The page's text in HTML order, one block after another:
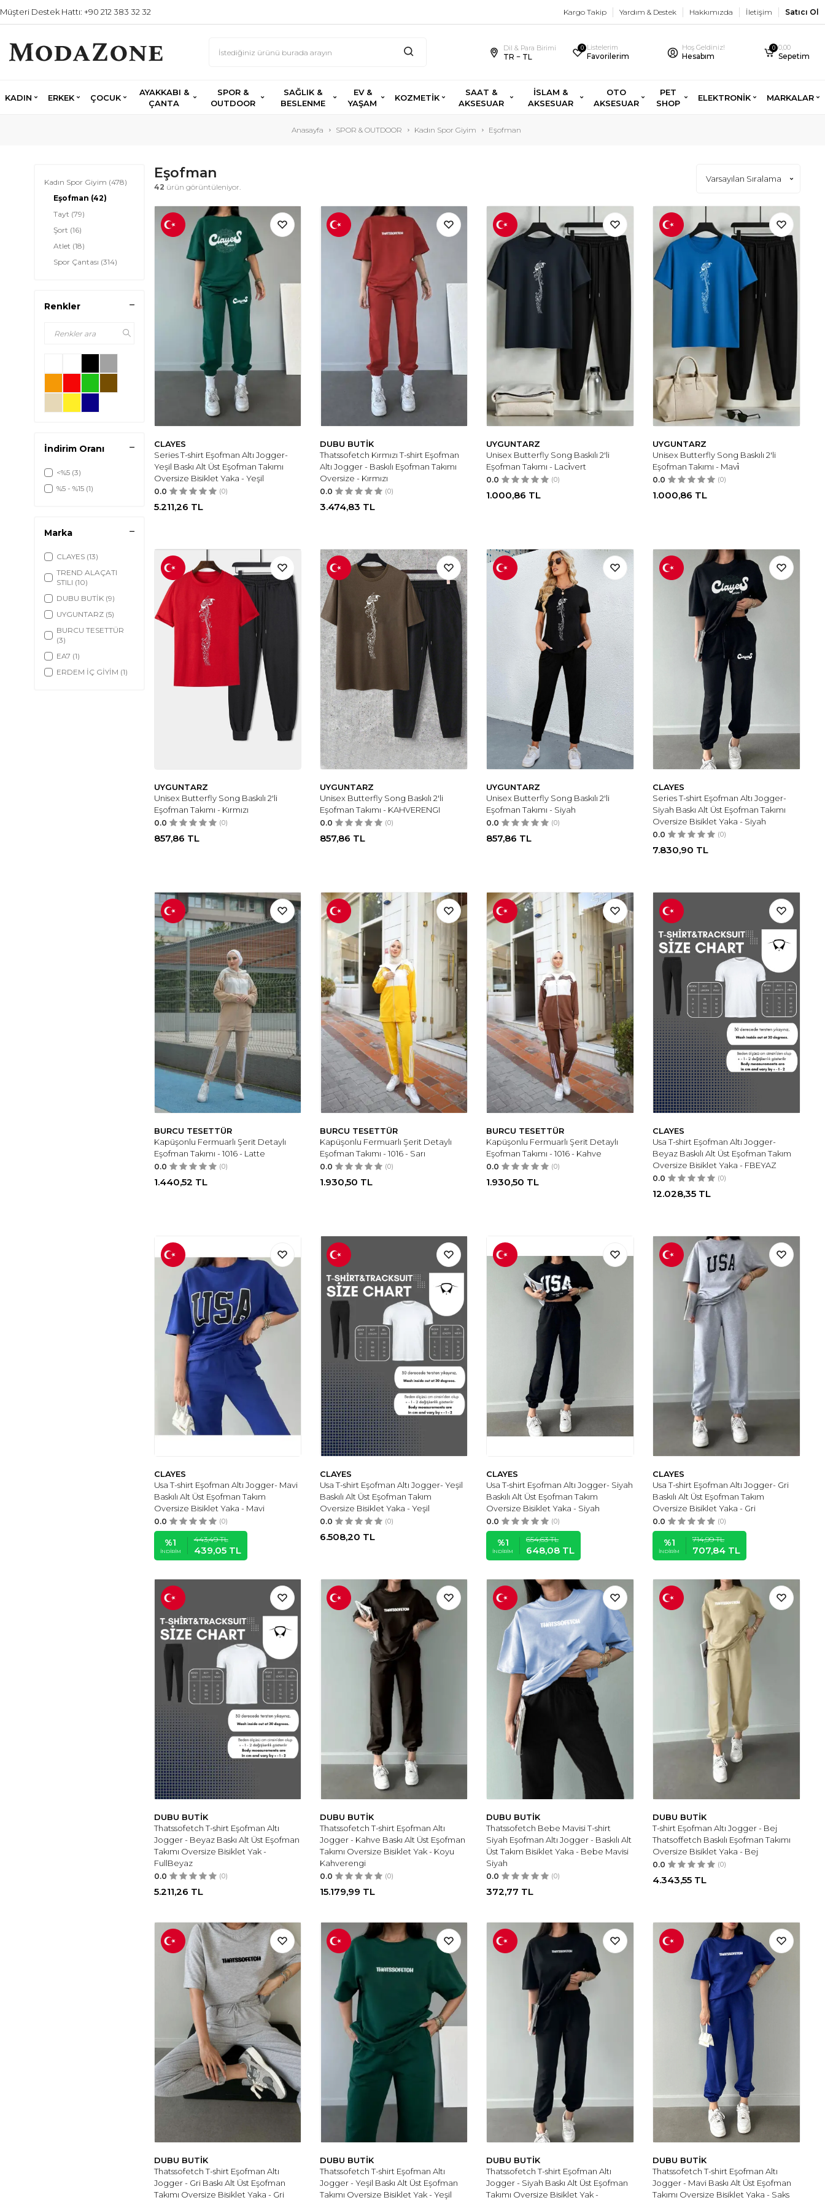
Müşteri Destek Hattı: +90 212 383 32 32 Kargo Takip Yardım & Destek Hakkımızda İletişim Satıcı Ol
Dil & Para Birimi
TR − TL
0 Listelerim
Favorilerim
Hoş Geldiniz!
Hesabım
0 0,00
Sepetim
KADIN ERKEK ÇOCUK
AYAKKABI &
ÇANTA
SPOR &
OUTDOOR
SAĞLIK &
BESLENME
EV &
YAŞAM
KOZMETİK
SAAT &
AKSESUAR
İSLAM &
AKSESUAR
OTO
AKSESUAR
PET
SHOP
ELEKTRONİK MARKALAR
Anasayfa SPOR & OUTDOOR Kadın Spor Giyim Eşofman
Kadın Spor Giyim (478)
Eşofman (42)
Tayt (79)
Şort (16)
Atlet (18)
Spor Çantası (314)
Renkler
İndirim Oranı
<%5 (3)
%5 - %15 (1)
Marka
CLAYES (13)
TREND ALAÇATI
STILI (10)
DUBU BUTİK (9)
UYGUNTARZ (5)
BURCU TESETTÜR
(3)
EA7 (1)
ERDEM İÇ GİYİM (1)
Eşofman
42 ürün görüntüleniyor.
CLAYES
Series T-shirt Eşofman Altı Jogger-
Yeşil Baskı Alt Üst Eşofman Takımı
Oversize Bisiklet Yaka - Yeşil
0.0 (0)
5.211,26 TL
DUBU BUTİK
Thatssofetch Kırmızı T-shirt Eşofman
Altı Jogger - Baskılı Eşofman Takımı
Oversize - Kırmızı
0.0 (0)
3.474,83 TL
UYGUNTARZ
Unisex Butterfly Song Baskılı 2'li
Eşofman Takımı - Laci̇vert
0.0 (0)
1.000,86 TL
UYGUNTARZ
Unisex Butterfly Song Baskılı 2'li
Eşofman Takımı - Mavi̇
0.0 (0)
1.000,86 TL
UYGUNTARZ
Unisex Butterfly Song Baskılı 2'li
Eşofman Takımı - Kırmızı
0.0 (0)
857,86 TL
UYGUNTARZ
Unisex Butterfly Song Baskılı 2'li
Eşofman Takımı - KAHVERENGI
0.0 (0)
857,86 TL
UYGUNTARZ
Unisex Butterfly Song Baskılı 2'li
Eşofman Takımı - Siyah
0.0 (0)
857,86 TL
CLAYES
Series T-shirt Eşofman Altı Jogger-
Siyah Baskı Alt Üst Eşofman Takımı
Oversize Bisiklet Yaka - Siyah
0.0 (0)
7.830,90 TL
BURCU TESETTÜR
Kapüşonlu Fermuarlı Şerit Detaylı
Eşofman Takımı - 1016 - Latte
0.0 (0)
1.440,52 TL
BURCU TESETTÜR
Kapüşonlu Fermuarlı Şerit Detaylı
Eşofman Takımı - 1016 - Sarı
0.0 (0)
1.930,50 TL
BURCU TESETTÜR
Kapüşonlu Fermuarlı Şerit Detaylı
Eşofman Takımı - 1016 - Kahve
0.0 (0)
1.930,50 TL
CLAYES
Usa T-shirt Eşofman Altı Jogger-
Beyaz Baskılı Alt Üst Eşofman Takım
Oversize Bisiklet Yaka - FBEYAZ
0.0 (0)
12.028,35 TL
CLAYES
Usa T-shirt Eşofman Altı Jogger- Mavi
Baskılı Alt Üst Eşofman Takım
Oversize Bisiklet Yaka - Mavi
0.0 (0)
%1
İNDIRIM
443,49TL
439,05TL
CLAYES
Usa T-shirt Eşofman Altı Jogger- Yeşil
Baskılı Alt Üst Eşofman Takım
Oversize Bisiklet Yaka - Yeşil
0.0 (0)
6.508,20 TL
CLAYES
Usa T-shirt Eşofman Altı Jogger- Siyah
Baskılı Alt Üst Eşofman Takım
Oversize Bisiklet Yaka - Siyah
0.0 (0)
%1
İNDIRIM
654,63TL
648,08 TL
CLAYES
Usa T-shirt Eşofman Altı Jogger- Gri
Baskılı Alt Üst Eşofman Takım
Oversize Bisiklet Yaka - Gri
0.0 (0)
%1
İNDIRIM
714,99TL
707,84 TL
DUBU BUTİK
Thatssofetch T-shirt Eşofman Altı
Jogger - Beyaz Baskı Alt Üst Eşofman
Takımı Oversize Bisiklet Yak -
FullBeyaz
0.0 (0)
5.211,26 TL
DUBU BUTİK
Thatssofetch T-shirt Eşofman Altı
Jogger - Kahve Baskı Alt Üst Eşofman
Takımı Oversize Bisiklet Yak - Koyu
Kahverengi
0.0 (0)
15.179,99 TL
DUBU BUTİK
Thatssofetch Bebe Mavisi T-shirt
Siyah Eşofman Altı Jogger - Baskılı Alt
Üst Takım Bisiklet Yaka - Bebe Mavisi
Siyah
0.0 (0)
372,77 TL
DUBU BUTİK
T-shirt Eşofman Altı Jogger - Bej
Thatsoffetch Baskılı Eşofman Takımı
Oversize Bisiklet Yaka - Bej
0.0 (0)
4.343,55 TL
DUBU BUTİK
Thatssofetch T-shirt Eşofman Altı
Jogger - Gri Baskı Alt Üst Eşofman
Takımı Oversize Bisiklet Yaka - Gri
DUBU BUTİK
Thatssofetch T-shirt Eşofman Altı
Jogger - Yeşil Baskı Alt Üst Eşofman
Takımı Oversize Bisiklet Yak - Yeşil
DUBU BUTİK
Thatssofetch T-shirt Eşofman Altı
Jogger - Siyah Baskı Alt Üst Eşofman
Takımı Oversize Bisiklet Yak -
DUBU BUTİK
Thatssofetch T-shirt Eşofman Altı
Jogger - Mavi Baskı Alt Üst Eşofman
Takımı Oversize Bisiklet Yaka - Saks